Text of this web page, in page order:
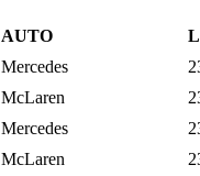
AUTO
Mercedes
McLaren
Mercedes
McLaren